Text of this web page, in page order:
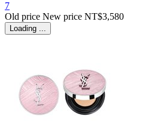
7
Old price New price NT$3,580
Loading ...